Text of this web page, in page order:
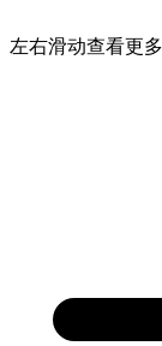
左右滑动查看更多